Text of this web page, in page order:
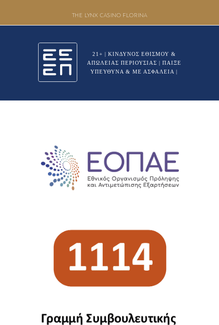
THE LYNX CASINO FLORINA
21+ | ΚΙΝΔΥΝΟΣ ΕΘΙΣΜΟΥ &
ΑΠΩΛΕΙΑΣ ΠΕΡΙΟΥΣΙΑΣ | ΠΑΙΞΕ
ΥΠΕΥΘΥΝΑ & ΜΕ ΑΣΦΑΛΕΙΑ |